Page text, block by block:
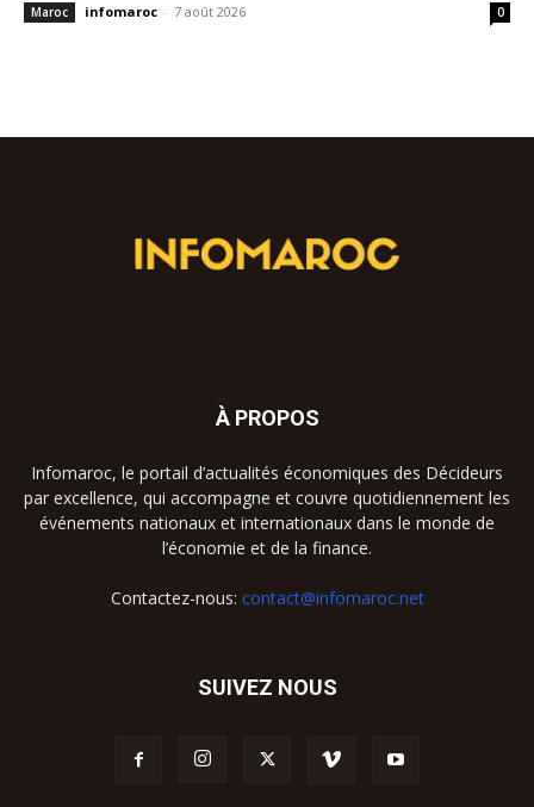
Maroc infomaroc - 7 août 2026 0
À PROPOS
Infomaroc, le portail d’actualités économiques des Décideurs
par excellence, qui accompagne et couvre quotidiennement les
événements nationaux et internationaux dans le monde de
l’économie et de la finance.
Contactez-nous: contact@infomaroc.net
SUIVEZ NOUS